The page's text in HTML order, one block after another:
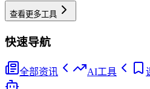
查看更多工具
快速导航
全部资讯 AI工具